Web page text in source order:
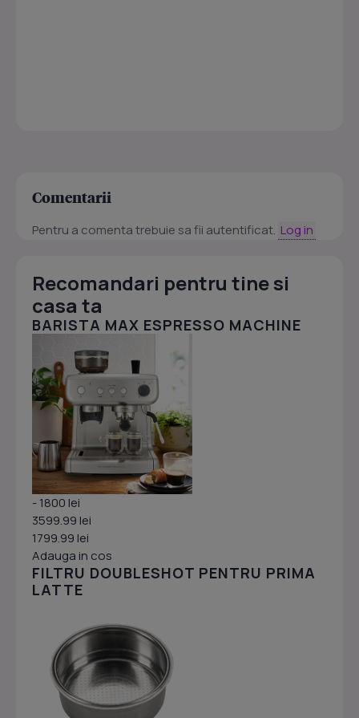
Comentarii
Pentru a comenta trebuie sa fii autentificat. Log in
Recomandari pentru tine si
casa ta
BARISTA MAX ESPRESSO MACHINE
- 1800 lei
3599.99 lei
1799.99 lei
Adauga in cos
FILTRU DOUBLESHOT PENTRU PRIMA
LATTE